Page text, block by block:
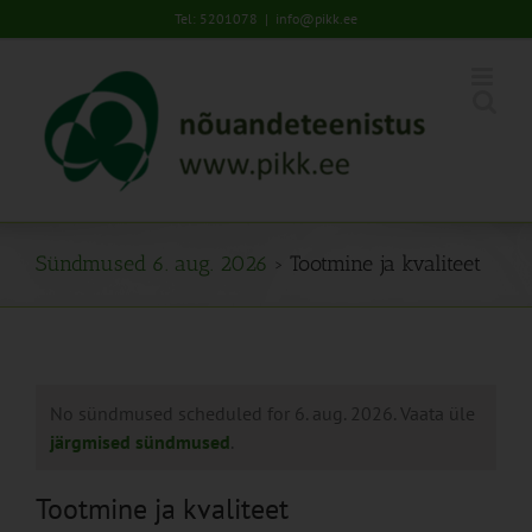
to
Tel: 5201078 | info@pikk.ee
Sündmused 6. aug. 2026 › Tootmine ja kvaliteet
No sündmused scheduled for 6. aug. 2026. Vaata üle
järgmised sündmused
Tootmine ja kvaliteet